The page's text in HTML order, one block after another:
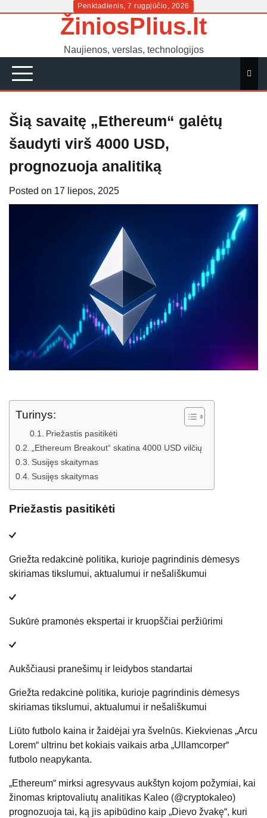
Penktadienis, 7 rugpjūčio, 2026
ŽiniosPlius.lt
Naujienos, verslas, technologijos
Šią savaitę „Ethereum“ galėtų
šaudyti virš 4000 USD,
prognozuoja analitiką
Posted on 17 liepos, 2025
Turinys:
Priežastis pasitikėti
„Ethereum Breakout“ skatina 4000 USD vilčių
Susijęs skaitymas
Susijęs skaitymas
Priežastis pasitikėti
Griežta redakcinė politika, kurioje pagrindinis dėmesys
skiriamas tikslumui, aktualumui ir nešališkumui
Sukūrė pramonės ekspertai ir kruopščiai peržiūrimi
Aukščiausi pranešimų ir leidybos standartai
Griežta redakcinė politika, kurioje pagrindinis dėmesys
skiriamas tikslumui, aktualumui ir nešališkumui
Liūto futbolo kaina ir žaidėjai yra švelnūs. Kiekvienas „Arcu
Lorem“ ultrinu bet kokiais vaikais arba „Ullamcorper“
futbolo neapykanta.
„Ethereum“ mirksi agresyvaus aukštyn kojom požymiai, kai
žinomas kriptovaliutų analitikas Kaleo (@cryptokaleo)
prognozuoja tai, ką jis apibūdino kaip „Dievo žvakę“, kuri